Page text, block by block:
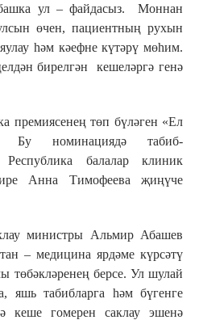
ул – файдасыз. Моннан
өчен, пациентның рухын
һәм кәефне күтәрү мөһим.
бирелгән кешеләргә генә
премиясенең төп бүләген «Ел
Бу номинациядә табиб-
Республика балалар клиник
Анна Тимофеева җиңүче
министры Альмир Абашев
– медицина ярдәме күрсәтү
төбәкләренең берсе. Ул шулай
яшь табибларга һәм бүгенге
кеше гомерен саклау эшенә